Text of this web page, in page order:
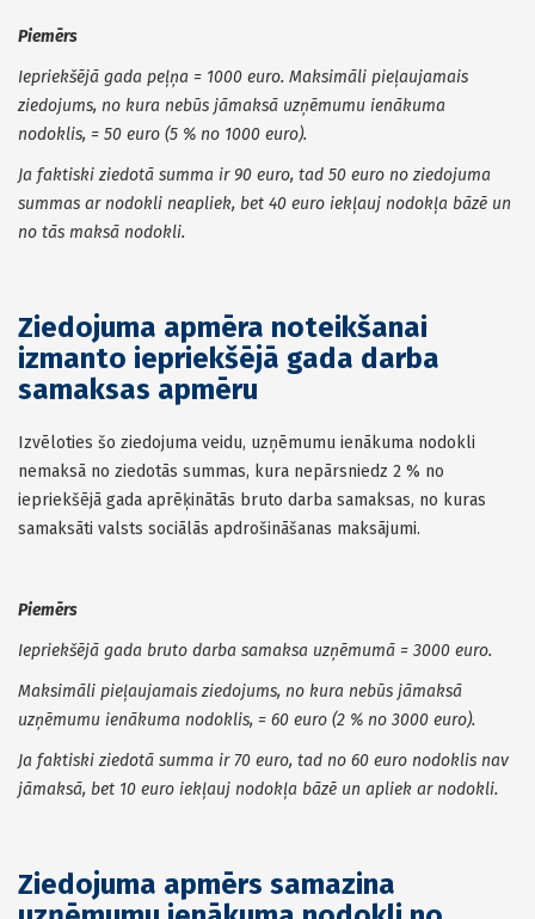
Piemērs
Iepriekšējā gada peļņa = 1000 euro. Maksimāli pieļaujamais
ziedojums, no kura nebūs jāmaksā uzņēmumu ienākuma
nodoklis, = 50 euro (5 % no 1000 euro).
Ja faktiski ziedotā summa ir 90 euro, tad 50 euro no ziedojuma
summas ar nodokli neapliek, bet 40 euro iekļauj nodokļa bāzē un
no tās maksā nodokli.
Ziedojuma apmēra noteikšanai
izmanto iepriekšējā gada darba
samaksas apmēru
Izvēloties šo ziedojuma veidu, uzņēmumu ienākuma nodokli
nemaksā no ziedotās summas, kura nepārsniedz 2 % no
iepriekšējā gada aprēķinātās bruto darba samaksas, no kuras
samaksāti valsts sociālās apdrošināšanas maksājumi.
Piemērs
Iepriekšējā gada bruto darba samaksa uzņēmumā = 3000 euro.
Maksimāli pieļaujamais ziedojums, no kura nebūs jāmaksā
uzņēmumu ienākuma nodoklis, = 60 euro (2 % no 3000 euro).
Ja faktiski ziedotā summa ir 70 euro, tad no 60 euro nodoklis nav
jāmaksā, bet 10 euro iekļauj nodokļa bāzē un apliek ar nodokli.
Ziedojuma apmērs samazina